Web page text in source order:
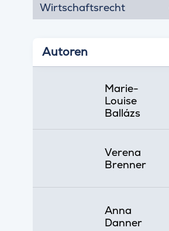
Wirtschaftsrecht
Autoren
Marie-
Louise
Ballázs
Verena
Brenner
Anna
Danner